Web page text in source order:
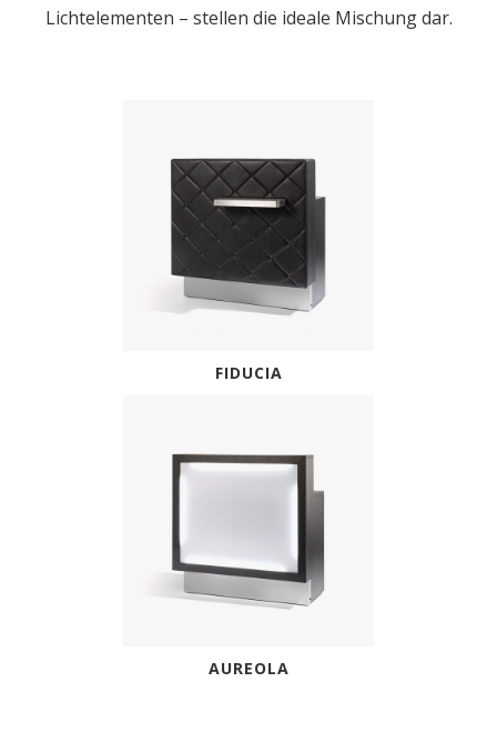
Lichtelementen – stellen die ideale Mischung dar.
FIDUCIA
AUREOLA